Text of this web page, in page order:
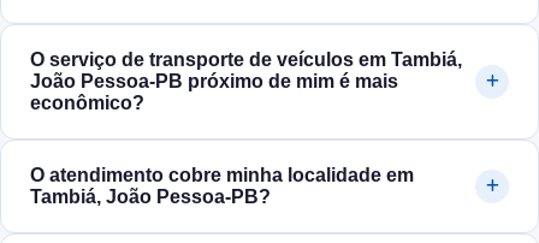
O serviço de transporte de veículos em Tambiá,
João Pessoa‑PB próximo de mim é mais
econômico?
O atendimento cobre minha localidade em
Tambiá, João Pessoa‑PB?